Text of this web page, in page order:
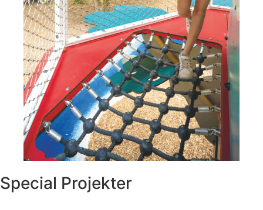
Special Projekter